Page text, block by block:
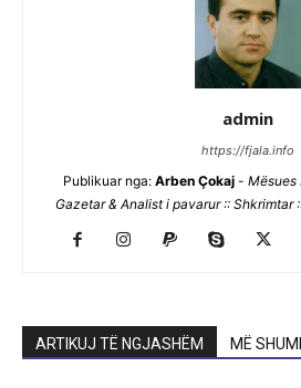
admin
https://fjala.info
Publikuar nga: Arben Çokaj - Mësues
Gazetar & Analist i pavarur :: Shkrimtar
ARTIKUJ TË NGJASHËM MË